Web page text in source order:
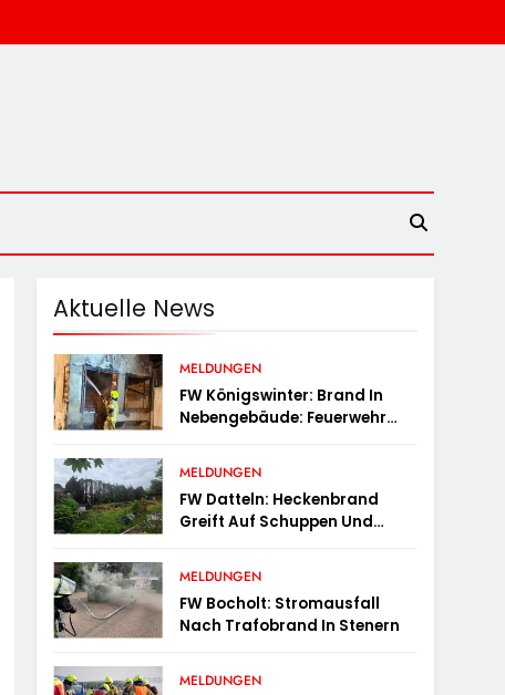
Aktuelle News
MELDUNGEN
FW Königswinter: Brand In
Nebengebäude: Feuerwehr
MELDUNGEN
FW Datteln: Heckenbrand
Greift Auf Schuppen Und
MELDUNGEN
FW Bocholt: Stromausfall
Nach Trafobrand In Stenern
MELDUNGEN